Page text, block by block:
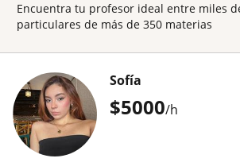
Encuentra tu profesor ideal entre miles
particulares de más de 350 materias
$5000/h
Sofía